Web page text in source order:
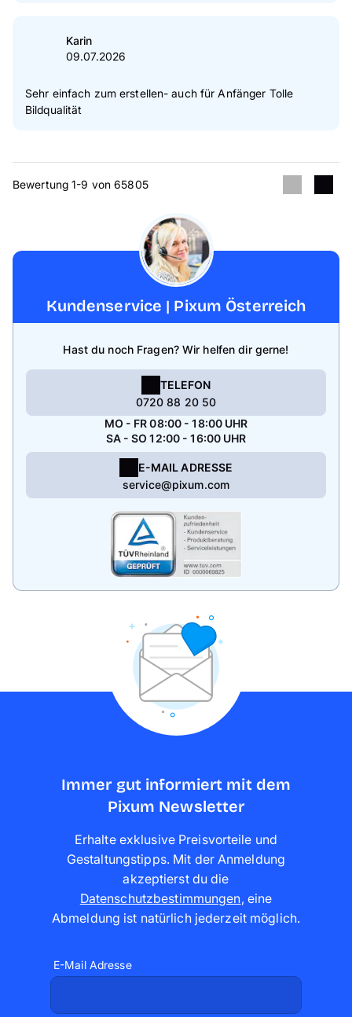
Karin
09.07.2026
Sehr einfach zum erstellen- auch für Anfänger Tolle
Bildqualität
Bewertung 1-9 von 65805
Kundenservice | Pixum Österreich
Hast du noch Fragen? Wir helfen dir gerne!
TELEFON
0720 88 20 50
MO - FR 08:00 - 18:00 UHR
SA - SO 12:00 - 16:00 UHR
E-MAIL ADRESSE
service@pixum.com
Immer gut informiert mit dem
Pixum Newsletter
Erhalte exklusive Preisvorteile und
Gestaltungstipps. Mit der Anmeldung
akzeptierst du die
Datenschutzbestimmungen, eine
Abmeldung ist natürlich jederzeit möglich.
E-Mail Adresse